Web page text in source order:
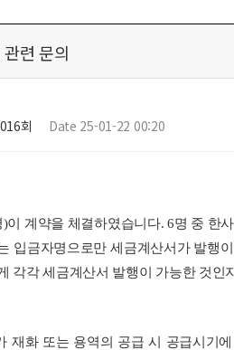
련 문의
회 Date 25-01-22 00:20
이 계약을 체결하였습니다. 6명 중 한
입금자명으로만 세금계산서가 발행
각각 세금계산서 발행이 가능한 것인
재화 또는 용역의 공급 시 공급시기